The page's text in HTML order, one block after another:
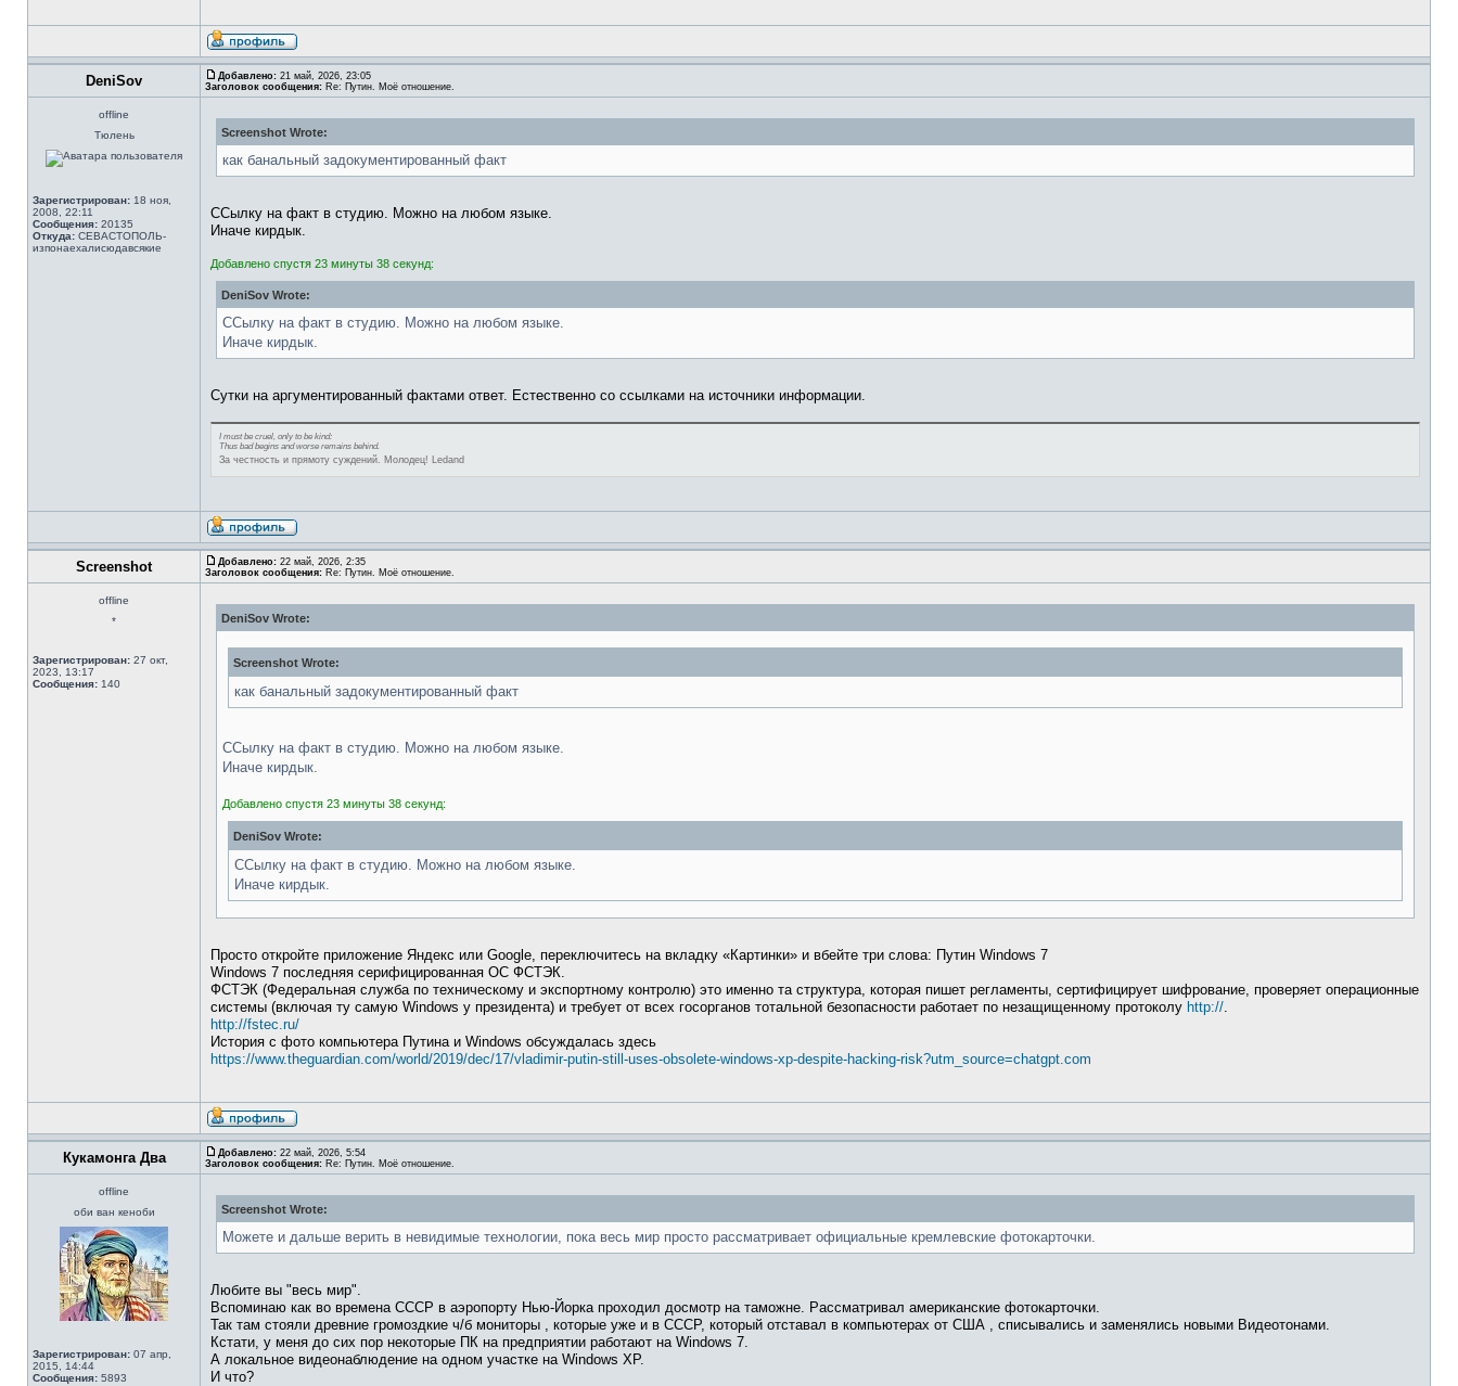
DeniSov Добавлено: 21 май, 2026, 23:05
Заголовок сообщения: Re: Путин. Моё отношение.
offline
Тюлень
Зарегистрирован: 18 ноя,
2008, 22:11
Сообщения: 20135
Откуда: СЕВАСТОПОЛЬ-
изпонаехалисюдавсякие
Screenshot Wrote:
как банальный задокументированный факт
ССылку на факт в студию. Можно на любом языке.
Иначе кирдык.
Добавлено спустя 23 минуты 38 секунд:
DeniSov Wrote:
ССылку на факт в студию. Можно на любом языке.
Иначе кирдык.
Сутки на аргументированный фактами ответ. Естественно со ссылками на источники информации.
I must be cruel, only to be kind:
Thus bad begins and worse remains behind.
За честность и прямоту суждений. Молодец! Ledand
Screenshot Добавлено: 22 май, 2026, 2:35
Заголовок сообщения: Re: Путин. Моё отношение.
offline
*
Зарегистрирован: 27 окт,
2023, 13:17
Сообщения: 140
DeniSov Wrote:
Screenshot Wrote:
как банальный задокументированный факт
ССылку на факт в студию. Можно на любом языке.
Иначе кирдык.
Добавлено спустя 23 минуты 38 секунд:
DeniSov Wrote:
ССылку на факт в студию. Можно на любом языке.
Иначе кирдык.
Просто откройте приложение Яндекс или Google, переключитесь на вкладку «Картинки» и вбейте три слова: Путин Windows 7
Windows 7 последняя серифицированная ОС ФСТЭК.
ФСТЭК (Федеральная служба по техническому и экспортному контролю) это именно та структура, которая пишет регламенты, сертифицирует шифрование, проверяет операционные
системы (включая ту самую Windows у президента) и требует от всех госорганов тотальной безопасности работает по незащищенному протоколу http://.
http://fstec.ru/
История с фото компьютера Путина и Windows обсуждалась здесь
https://www.theguardian.com/world/2019/dec/17/vladimir-putin-still-uses-obsolete-windows-xp-despite-hacking-risk?utm_source=chatgpt.com
Кукамонга Два Добавлено: 22 май, 2026, 5:54
Заголовок сообщения: Re: Путин. Моё отношение.
offline
оби ван кеноби
Зарегистрирован: 07 апр,
2015, 14:44
Сообщения: 5893
Screenshot Wrote:
Можете и дальше верить в невидимые технологии, пока весь мир просто рассматривает официальные кремлевские фотокарточки.
Любите вы "весь мир".
Вспоминаю как во времена СССР в аэропорту Нью-Йорка проходил досмотр на таможне. Рассматривал американские фотокарточки.
Так там стояли древние громоздкие ч/б мониторы , которые уже и в СССР, который отставал в компьютерах от США , списывались и заменялись новыми Видеотонами.
Кстати, у меня до сих пор некоторые ПК на предприятии работают на Windows 7.
А локальное видеонаблюдение на одном участке на Windows XP.
И что?